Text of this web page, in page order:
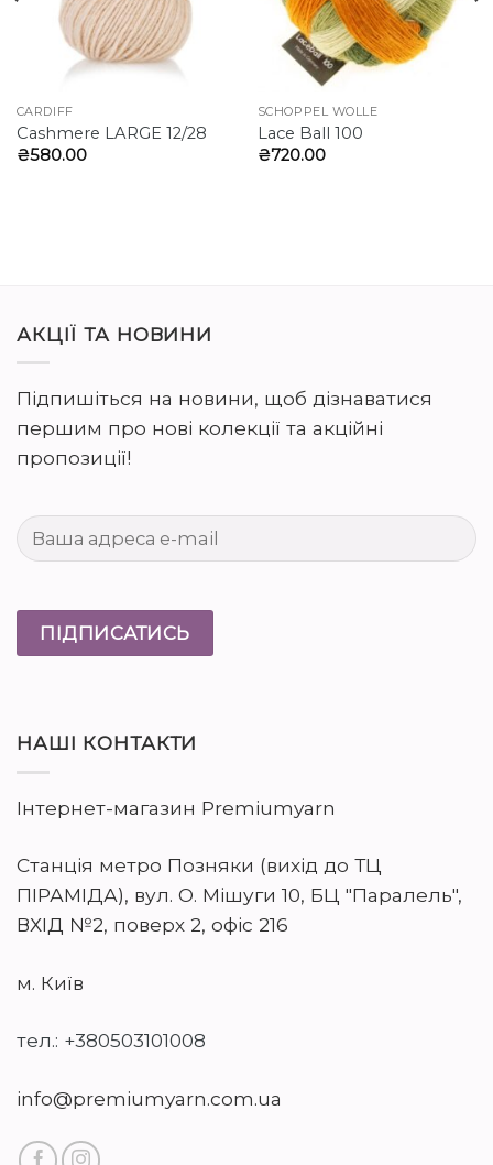
CARDIFF
Cashmere LARGE 12/28
₴580.00
SCHOPPEL WOLLE
Lace Ball 100
₴720.00
АКЦІЇ ТА НОВИНИ
Підпишіться на новини, щоб дізнаватися
першим про нові колекції та акційні
пропозиції!
НАШІ КОНТАКТИ
Інтернет-магазин Premiumyarn
Станція метро Позняки (вихід до ТЦ
ПІРАМІДА), вул. О. Мішуги 10, БЦ "Паралель",
ВХІД №2, поверх 2, офіс 216
м. Київ
тел.: +380503101008
info@premiumyarn.com.ua